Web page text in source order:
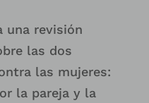
una revisión
las dos
las mujeres:
la pareja y la